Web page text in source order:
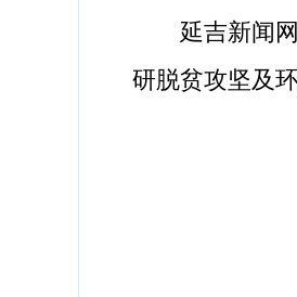
延吉新闻网
研脱贫攻坚及